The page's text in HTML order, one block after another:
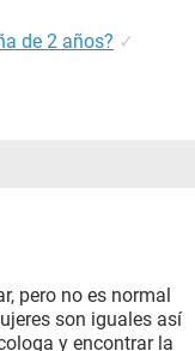
de 2 años? ✓
pero no es normal
son iguales así
y encontrar la